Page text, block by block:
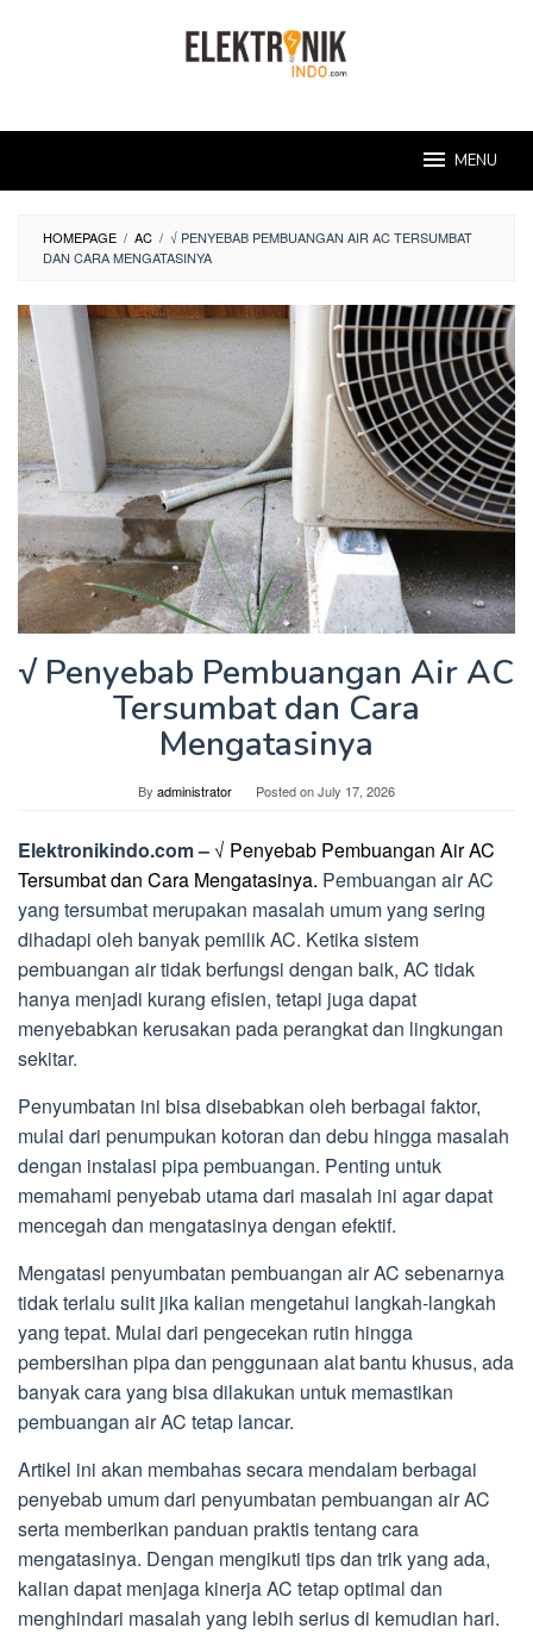
MENU
HOMEPAGE / AC / √ PENYEBAB PEMBUANGAN AIR AC TERSUMBAT
DAN CARA MENGATASINYA
√ Penyebab Pembuangan Air AC
Tersumbat dan Cara
Mengatasinya
By administrator Posted onJuly 17, 2026
Elektronikindo.com – √ Penyebab Pembuangan Air AC
Tersumbat dan Cara Mengatasinya. Pembuangan air AC
yang tersumbat merupakan masalah umum yang sering
dihadapi oleh banyak pemilik AC. Ketika sistem
pembuangan air tidak berfungsi dengan baik, AC tidak
hanya menjadi kurang efisien, tetapi juga dapat
menyebabkan kerusakan pada perangkat dan lingkungan
sekitar.
Penyumbatan ini bisa disebabkan oleh berbagai faktor,
mulai dari penumpukan kotoran dan debu hingga masalah
dengan instalasi pipa pembuangan. Penting untuk
memahami penyebab utama dari masalah ini agar dapat
mencegah dan mengatasinya dengan efektif.
Mengatasi penyumbatan pembuangan air AC sebenarnya
tidak terlalu sulit jika kalian mengetahui langkah-langkah
yang tepat. Mulai dari pengecekan rutin hingga
pembersihan pipa dan penggunaan alat bantu khusus, ada
banyak cara yang bisa dilakukan untuk memastikan
pembuangan air AC tetap lancar.
Artikel ini akan membahas secara mendalam berbagai
penyebab umum dari penyumbatan pembuangan air AC
serta memberikan panduan praktis tentang cara
mengatasinya. Dengan mengikuti tips dan trik yang ada,
kalian dapat menjaga kinerja AC tetap optimal dan
menghindari masalah yang lebih serius di kemudian hari.